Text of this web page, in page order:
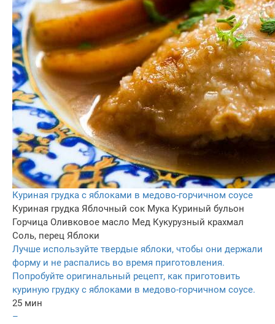
Куриная грудка с яблоками в медово-горчичном соусе
Куриная грудка Яблочный сок Мука Куриный бульон
Горчица Оливковое масло Мед Кукурузный крахмал
Соль, перец Яблоки
Лучше используйте твердые яблоки, чтобы они держали
форму и не распались во время приготовления.
Попробуйте оригинальный рецепт, как приготовить
куриную грудку с яблоками в медово-горчичном соусе.
25 мин
–